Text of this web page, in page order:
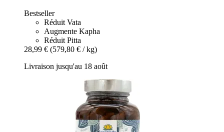
Bestseller
Réduit Vata
Augmente Kapha
Réduit Pitta
28,99 € (579,80 € / kg)
Livraison jusqu'au 18 août